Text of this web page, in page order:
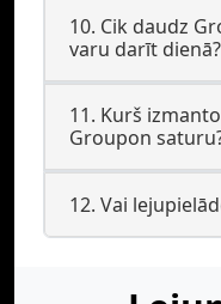
10. Cik daudz
varu darīt dienā?
11. Kurš
Groupon
12. Vai